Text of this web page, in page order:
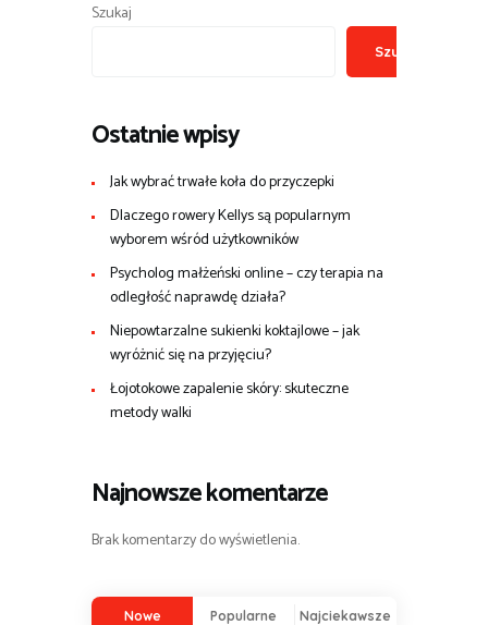
Szukaj
Szukaj
Ostatnie wpisy
Jak wybrać trwałe koła do przyczepki
Dlaczego rowery Kellys są popularnym
wyborem wśród użytkowników
Psycholog małżeński online – czy terapia na
odległość naprawdę działa?
Niepowtarzalne sukienki koktajlowe – jak
wyróżnić się na przyjęciu?
Łojotokowe zapalenie skóry: skuteczne
metody walki
Najnowsze komentarze
Brak komentarzy do wyświetlenia.
Nowe Popularne Najciekawsze